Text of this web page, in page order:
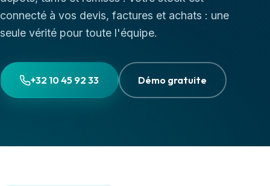
connecté à vos devis, factures et achats : une
seule vérité pour toute l'équipe.
+32 10 45 92 33 Démo gratuite